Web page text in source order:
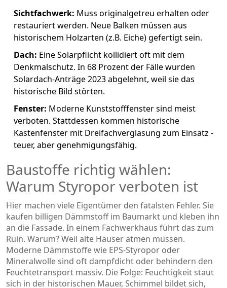
Sichtfachwerk: Muss originalgetreu erhalten oder
restauriert werden. Neue Balken müssen aus
historischem Holzarten (z.B. Eiche) gefertigt sein.
Dach: Eine Solarpflicht kollidiert oft mit dem
Denkmalschutz. In 68 Prozent der Fälle wurden
Solardach-Anträge 2023 abgelehnt, weil sie das
historische Bild störten.
Fenster: Moderne Kunststofffenster sind meist
verboten. Stattdessen kommen historische
Kastenfenster mit Dreifachverglasung zum Einsatz -
teuer, aber genehmigungsfähig.
Baustoffe richtig wählen:
Warum Styropor verboten ist
Hier machen viele Eigentümer den fatalsten Fehler. Sie
kaufen billigen Dämmstoff im Baumarkt und kleben ihn
an die Fassade. In einem Fachwerkhaus führt das zum
Ruin. Warum? Weil alte Häuser atmen müssen.
Moderne Dämmstoffe wie EPS-Styropor oder
Mineralwolle sind oft dampfdicht oder behindern den
Feuchtetransport massiv. Die Folge: Feuchtigkeit staut
sich in der historischen Mauer, Schimmel bildet sich,